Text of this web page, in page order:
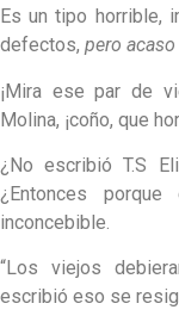
Es un tipo horrible,
defectos, pero
¡Mira ese par de
Molina, ¡coño, que
¿No escribió T.S
¿Entonces
inconcebible.
“Los viejos
escribió eso se